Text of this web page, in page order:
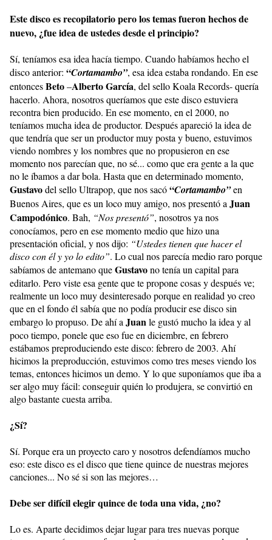
Este disco es recopilatorio pero los temas fueron hechos de
nuevo, ¿fue idea de ustedes desde el principio?
Sí, teníamos esa idea hacía tiempo. Cuando habíamos hecho el
disco anterior: “Cortamambo”, esa idea estaba rondando. En ese
entoncesBeto–Alberto García, del sello Koala Records- quería
hacerlo. Ahora, nosotros queríamos que este disco estuviera
recontra bien producido. En ese momento, en el 2000, no
teníamos mucha idea de productor. Después apareció la idea de
que tendría que ser un productor muy posta y bueno, estuvimos
viendo nombres y los nombres que no propusieron en ese
momento nos parecían que, no sé... como que era gente a la que
no le íbamos a dar bola. Hasta que en determinado momento,
Gustavodel sello Ultrapop, que nos sacó“Cortamambo”en
Buenos Aires, que es un loco muy amigo, nos presentó aJuan
Campodónico. Bah, “Nos presentó”, nosotros ya nos
conocíamos, pero en ese momento medio que hizo una
presentación oficial, y nos dijo: “Ustedes tienen que hacer el
disco con él y yo lo edito”. Lo cual nos parecía medio raro porque
sabíamos de antemano queGustavono tenía un capital para
editarlo. Pero viste esa gente que te propone cosas y después ve;
realmente un loco muy desinteresado porque en realidad yo creo
que en el fondo él sabía que no podía producir ese disco sin
embargo lo propuso. De ahí aJuanle gustó mucho la idea y al
poco tiempo, ponele que eso fue en diciembre, en febrero
estábamos preproduciendo este disco: febrero de 2003. Ahí
hicimos la preproducción, estuvimos como tres meses viendo los
temas, entonces hicimos un demo. Y lo que suponíamos que iba a
ser algo muy fácil: conseguir quién lo produjera, se convirtió en
algo bastante cuesta arriba.
¿Sí?
Sí. Porque era un proyecto caro y nosotros defendíamos mucho
eso: este disco es el disco que tiene quince de nuestras mejores
canciones... No sé si son las mejores…
Debe ser difícil elegir quince de toda una vida, ¿no?
Lo es. Aparte decidimos dejar lugar para tres nuevas porque